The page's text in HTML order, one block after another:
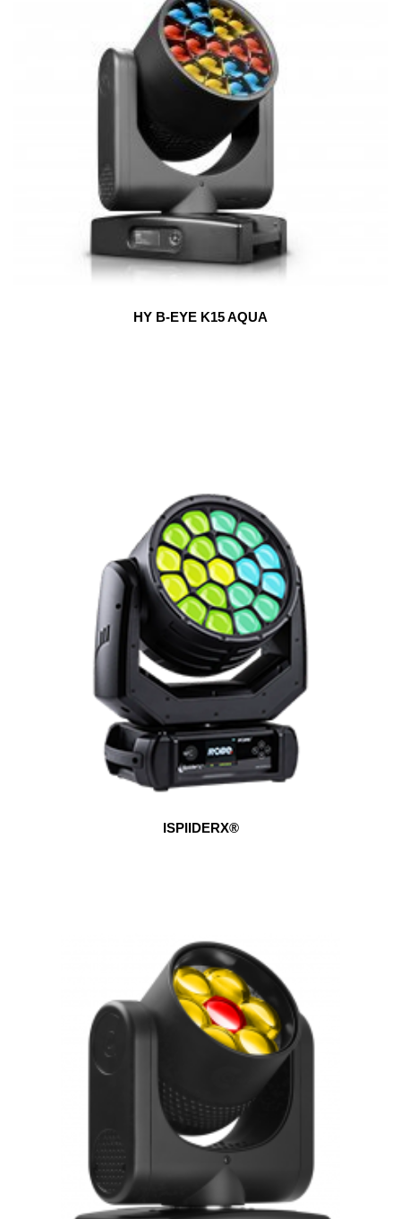
HY B-EYE K15 AQUA
ISPIIDERX®